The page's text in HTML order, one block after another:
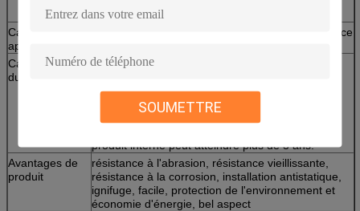
SOUMETTRE
adaptées aux besoins du client.
Caractéristiques
applicables
le diamètre intérieur est 8 | 250 millimètres, surface
Caractéristiques
du produit
augmentez le produit interne, tel que le tuyau
usage-résistante, antistatique, anti-ultra-violette,
ignifuge, dans le divers environnement dur du
produit interne peut atteindre plus de 3 ans.
Avantages de
produit
résistance à l'abrasion, résistance vieillissante,
résistance à la corrosion, installation antistatique,
ignifuge, facile, protection de l'environnement et
économie d'énergie, bel aspect